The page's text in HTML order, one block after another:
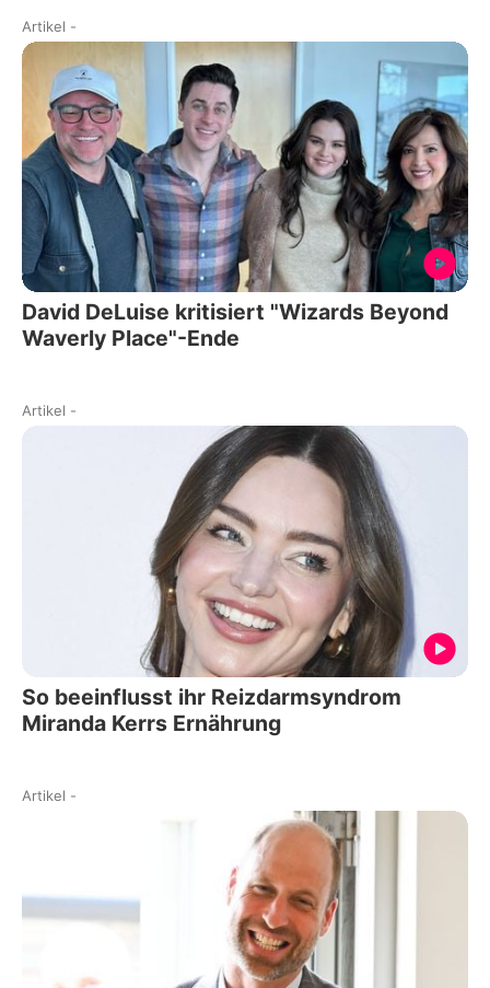
Artikel -
David DeLuise kritisiert "Wizards Beyond
Waverly Place"-Ende
Artikel -
So beeinflusst ihr Reizdarmsyndrom
Miranda Kerrs Ernährung
Artikel -